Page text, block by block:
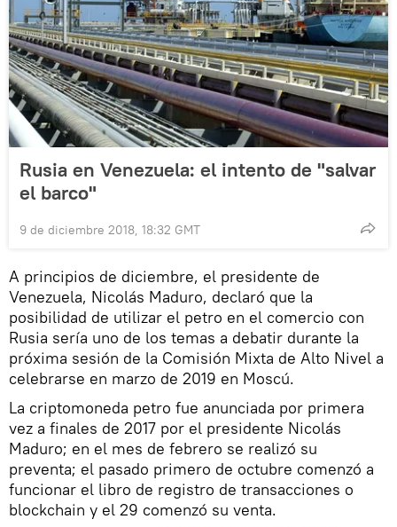
Rusia en Venezuela: el intento de "salvar
el barco"
9 de diciembre 2018, 18:32 GMT
A principios de diciembre, el presidente de
Venezuela, Nicolás Maduro, declaró que la
posibilidad de utilizar el petro en el comercio con
Rusia sería uno de los temas a debatir durante la
próxima sesión de la Comisión Mixta de Alto Nivel a
celebrarse en marzo de 2019 en Moscú.
La criptomoneda petro fue anunciada por primera
vez a finales de 2017 por el presidente Nicolás
Maduro; en el mes de febrero se realizó su
preventa; el pasado primero de octubre comenzó a
funcionar el libro de registro de transacciones o
blockchain y el 29 comenzó su venta.